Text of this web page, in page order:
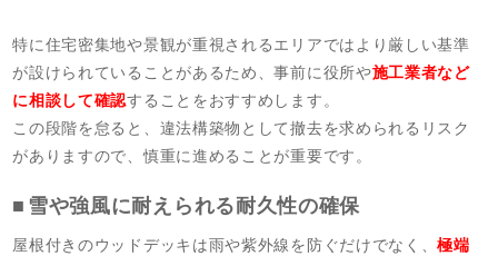
特に住宅密集地や景観が重視されるエリアではより厳しい基準
が設けられていることがあるため、事前に役所や施工業者など
に相談して確認することをおすすめします。
この段階を怠ると、違法構築物として撤去を求められるリスク
がありますので、慎重に進めることが重要です。
雪や強風に耐えられる耐久性の確保
屋根付きのウッドデッキは雨や紫外線を防ぐだけでなく、極端